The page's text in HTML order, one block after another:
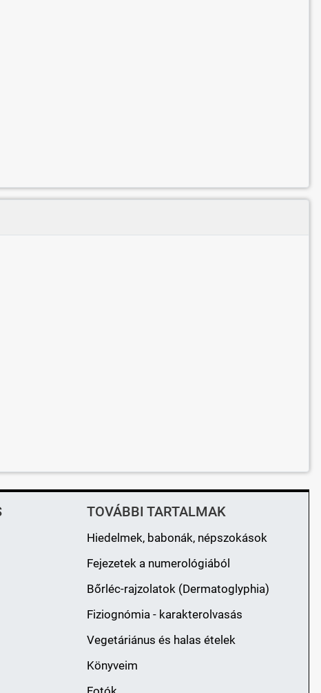
TOVÁBBI TARTALMAK
Hiedelmek, babonák, népszokások
Fejezetek a numerológiából
Bőrléc-rajzolatok (Dermatoglyphia)
Fiziognómia - karakterolvasás
Vegetáriánus és halas ételek
Könyveim